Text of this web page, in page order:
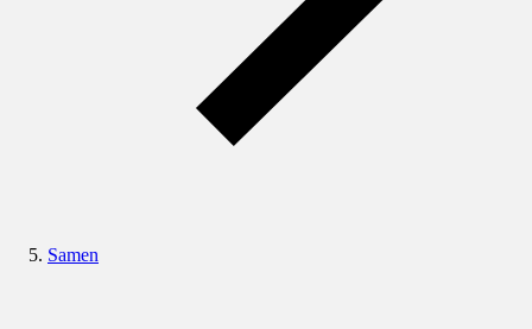
Samen